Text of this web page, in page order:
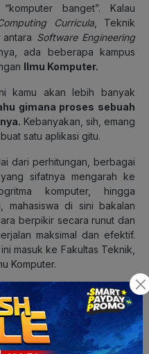
banget”. Kalau
Curricula, Teknik
Software Engineering
ada beberapa kampus
Ilmu Komputer.
kamu akan lebih banyak
gimana proses sebuah
Kebanyakan, sih, emang
satu aplikasi gitu.
dari perhitungan, berbagai
sifatnya mengarah ke
komputer, hingga
mahasiswa di sini bakalan
berpikir secara runut dan
maksimal dan efektif.
masuk ke Fakultas Teknik,
Komputer.
atau Sarjana Komputer
kampusnya.
nama yang beda-beda, tapi
Kayak tadi, jurusan Ilmu